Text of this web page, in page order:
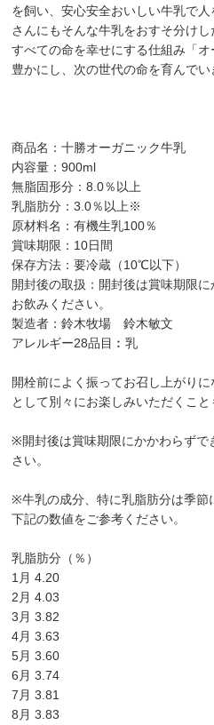
を飼い、安心安全おいしい牛乳で
さんにもそんな牛乳をおすそ分け
すべての命を幸せにする仕組み「
豊かにし、次の世代の命を育んでい
商品名：十勝オーガニック牛乳
内容量：900ml
無脂固形分：8.0％以上
乳脂肪分：3.0％以上※
原材料名：有機生乳100％
賞味期限：10日間
保存方法：要冷蔵（10℃以下）
開封後の取扱：開封後は賞味期限
お飲みください。
製造者：鈴木牧場 鈴木敏文
アレルギー28品目︰乳
開栓前によく振ってお召し上がり
として別々にお楽しみいただくこと
※開封後は賞味期限にかかわらずで
さい。
※牛乳の成分、特に乳脂肪分は季節
下記の数値をご参考ください。
乳脂肪分（％）
1月 4.20
2月 4.03
3月 3.82
4月 3.63
5月 3.60
6月 3.74
7月 3.81
8月 3.83